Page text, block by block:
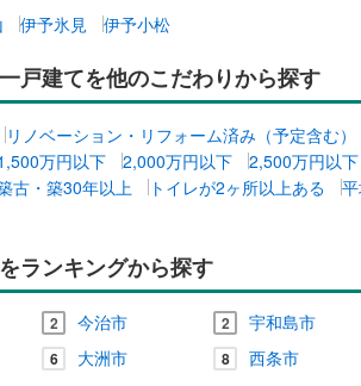
伊予氷見 伊予小松
戸建てを他のこだわりから探す
リノベーション・リフォーム済み（予定含む）
万円以下 2,000万円以下 2,500万円以下
古・築30年以上 トイレが2ヶ所以上ある
ランキングから探す
2 今治市 2 宇和島市
6 大洲市 8 西条市
平坦地（
LD
リビングダイニング15畳以上
（0）
独立型キッチン
販売、価格、契約、入居関連など
即入居可能 （0）